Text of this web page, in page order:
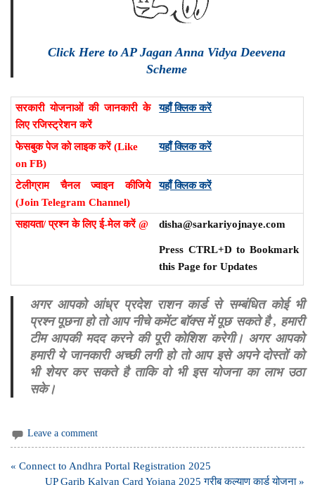
Click Here to AP Jagan Anna Vidya Deevena
Scheme
सरकारी योजनाओं की जानकारी के
लिए रजिस्ट्रेशन करें
यहाँ क्लिक करें
फेसबुक पेज को लाइक करें (Like
on FB)
यहाँ क्लिक करें
टेलीग्राम चैनल ज्वाइन कीजिये
(Join Telegram Channel)
यहाँ क्लिक करें
सहायता/ प्रश्न के लिए ई-मेल करें @ disha@sarkariyojnaye.com
Press CTRL+D to Bookmark
this Page for Updates
अगर आपको आंध्र प्रदेश राशन कार्ड से सम्बंधित कोई भी
प्रश्न पूछना हो तो आप नीचे कमेंट बॉक्स में पूछ सकते है , हमारी
टीम आपकी मदद करने की पूरी कोशिश करेगी। अगर आपको
हमारी ये जानकारी अच्छी लगी हो तो आप इसे अपने दोस्तों को
भी शेयर कर सकते है ताकि वो भी इस योजना का लाभ उठा
सके।
Leave a comment
Post
navigation
« Connect to Andhra Portal Registration 2025
UP Garib Kalyan Card Yojana 2025 गरीब कल्याण कार्ड योजना »